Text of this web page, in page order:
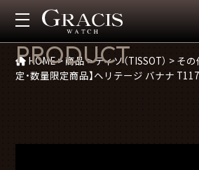
商品紹介
PRODUCT
HOME>商品>ティソ（TISSOT） > その
定・数量限定商品】ヘリテージ バナナ